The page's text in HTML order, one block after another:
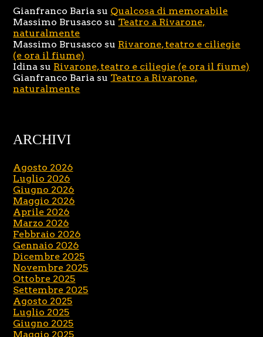
Gianfranco Baria su Qualcosa di memorabile
Massimo Brusasco su Teatro a Rivarone,
naturalmente
Massimo Brusasco su Rivarone, teatro e ciliegie
(e ora il fiume)
Idina su Rivarone, teatro e ciliegie (e ora il fiume)
Gianfranco Baria su Teatro a Rivarone,
naturalmente
ARCHIVI
Agosto 2026
Luglio 2026
Giugno 2026
Maggio 2026
Aprile 2026
Marzo 2026
Febbraio 2026
Gennaio 2026
Dicembre 2025
Novembre 2025
Ottobre 2025
Settembre 2025
Agosto 2025
Luglio 2025
Giugno 2025
Maggio 2025